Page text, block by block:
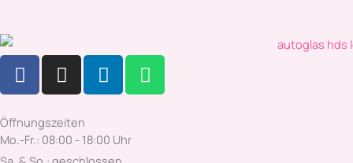
F
a
c
e
b
I
n
s
t
a
L
i
n
e
W
h
a
Öffnungszeiten
Mo.-Fr.: 08:00 - 18:00 Uhr